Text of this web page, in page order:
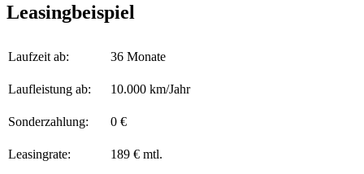
Leasingbeispiel
Laufzeit ab: 36 Monate
Laufleistung ab: 10.000 km/Jahr
Sonderzahlung: 0 €
Leasingrate: 189 € mtl.